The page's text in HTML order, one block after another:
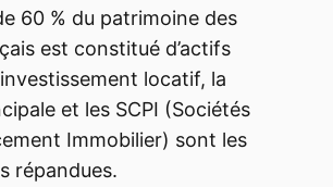
60 % du patrimoine des
est constitué d’actifs
locatif, la
et les SCPI (Sociétés
Immobilier) sont les
répandues.